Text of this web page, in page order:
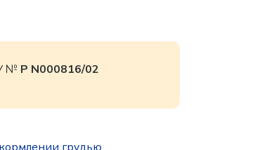
№ Р N000816/02